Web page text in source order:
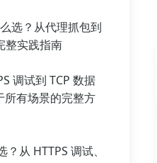
选？从代理抓包到
整实践指南
调试到 TCP 数据
所有场景的完整方
从 HTTPS 调试、